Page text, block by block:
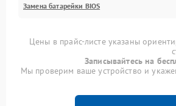
Замена батарейки BIOS
Цены в прайс-листе указаны
Записывайтесь на
Мы проверим ваше устройство и